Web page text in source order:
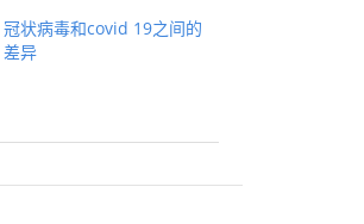
冠状病毒和covid 19之间的
差异